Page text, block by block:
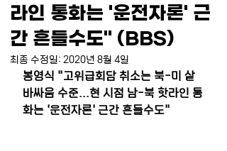
라인 통화는 '운전자론' 근
간 흔들수도" (BBS)
최종 수정일: 2020년 8월 4일
봉영식 "고위급회담 취소는 북-미 샅
바싸움 수준...현 시점 남-북 핫라인 통
화는 '운전자론' 근간 흔들수도"